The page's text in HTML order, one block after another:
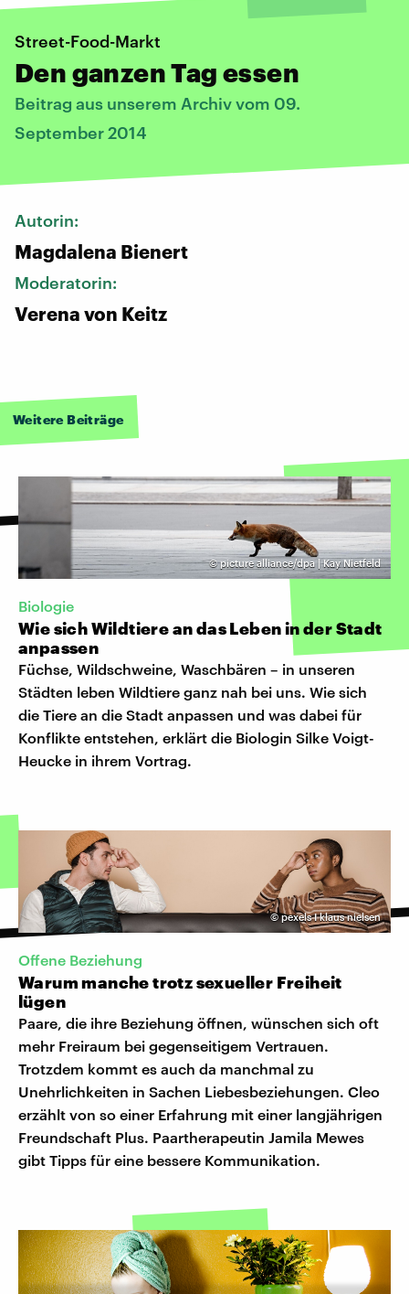
Street-Food-Markt
Den ganzen Tag essen
Beitrag aus unserem Archiv vom 09.
September 2014
Autorin:
Magdalena Bienert
Moderatorin:
Verena von Keitz
Weitere Beiträge
©picture alliance/dpa | Kay Nietfeld
Biologie
Wie sich Wildtiere an das Leben in der Stadt
anpassen
Füchse, Wildschweine, Waschbären – in unseren
Städten leben Wildtiere ganz nah bei uns. Wie sich
die Tiere an die Stadt anpassen und was dabei für
Konflikte entstehen, erklärt die Biologin Silke Voigt-
Heucke in ihrem Vortrag.
©pexels I klaus nielsen
Offene Beziehung
Warum manche trotz sexueller Freiheit
lügen
Paare, die ihre Beziehung öffnen, wünschen sich oft
mehr Freiraum bei gegenseitigem Vertrauen.
Trotzdem kommt es auch da manchmal zu
Unehrlichkeiten in Sachen Liebesbeziehungen. Cleo
erzählt von so einer Erfahrung mit einer langjährigen
Freundschaft Plus. Paartherapeutin Jamila Mewes
gibt Tipps für eine bessere Kommunikation.